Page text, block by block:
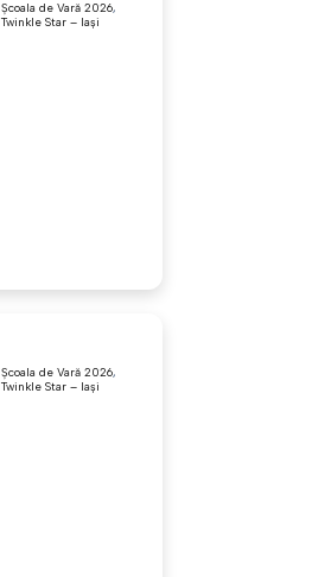
Școala de Vară 2026,
Twinkle Star – Iași
Școala de Vară 2026,
Twinkle Star – Iași